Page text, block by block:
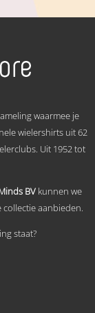
waarmee je
wielershirts uit 62
Uit 1952 tot
BV kunnen we
aanbieden.
staat?